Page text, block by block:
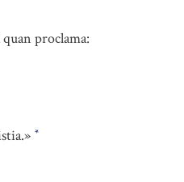
proclama:
*